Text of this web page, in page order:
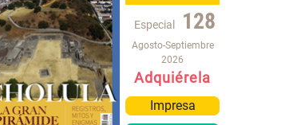
Especial 128
Agosto-Septiembre
2026
Adquiérela
Impresa